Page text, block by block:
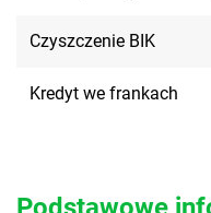
Czyszczenie BIK
Kredyt we frankach